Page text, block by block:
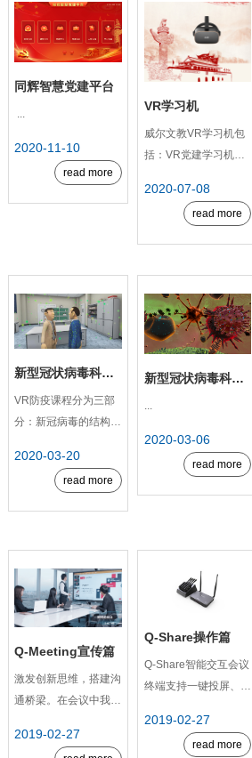
同辉智慧党建平台
2020-11-10
read more
VR学习机
威尔文教VR学习机包
括：VR党建学习机、
特点。内置海量精品课
景，让党员群众重走革
命之路，...
2020-07-08
read more
新型冠状病毒科普课程第二节
VR防疫课程分为三部
分：新冠病毒的结构、
防疫的手段。由浅入
深，层层深入，通过
在学生眼前，配有知识
讲解，寓教于乐。同
时，为便于教师授课，
威尔文...
2020-03-20
read more
新型冠状病毒科普课程第一节
...
2020-03-06
read more
Q-Meeting宣传篇
激发创新思维，搭建沟
通桥梁。在会议中我们
笔书写擦除不干净、笔
2019-02-27
Q-Share操作篇
Q-Share智能交互会议
终端支持一键投屏、移
捷！...
2019-02-27
read more